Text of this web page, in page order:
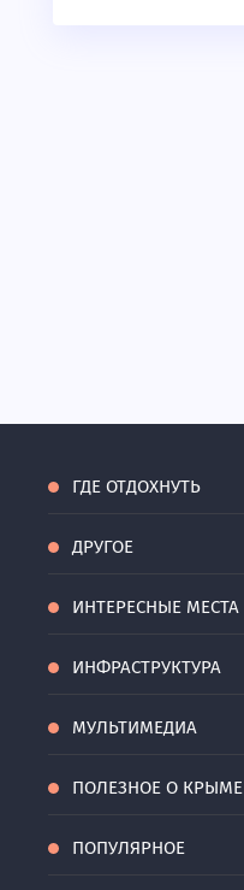
ГДЕ ОТДОХНУТЬ
ДРУГОЕ
ИНТЕРЕСНЫЕ МЕСТА
ИНФРАСТРУКТУРА
МУЛЬТИМЕДИА
ПОЛЕЗНОЕ О КРЫМЕ
ПОПУЛЯРНОЕ